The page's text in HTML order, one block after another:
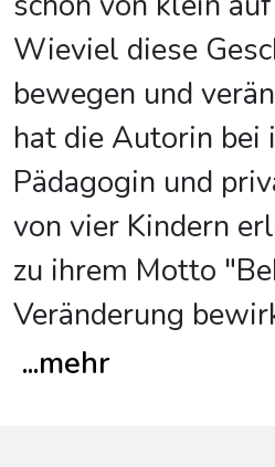
Wieviel diese
bewegen und
hat die Autorin
Pädagogin und
von vier Kindern
zu ihrem Motto
Veränderung
...mehr